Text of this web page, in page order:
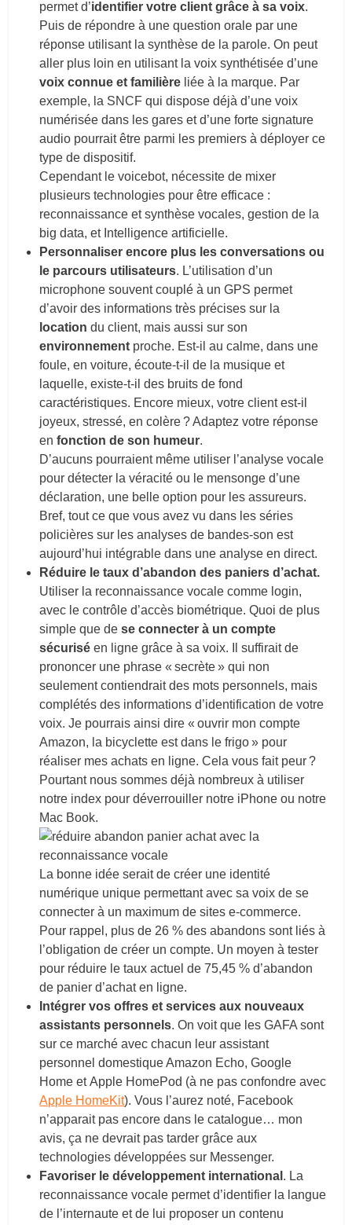
permet d’identifier votre client grâce à sa voix.
Puis de répondre à une question orale par une
réponse utilisant la synthèse de la parole. On peut
aller plus loin en utilisant la voix synthétisée d’une
voix connue et familière liée à la marque. Par
exemple, la SNCF qui dispose déjà d’une voix
numérisée dans les gares et d’une forte signature
audio pourrait être parmi les premiers à déployer ce
type de dispositif.
Cependant le voicebot, nécessite de mixer
plusieurs technologies pour être efficace :
reconnaissance et synthèse vocales, gestion de la
big data, et Intelligence artificielle.
Personnaliserencore plus les conversations ou
le parcours utilisateurs. L’utilisation d’un
microphone souvent couplé à un GPS permet
d’avoir des informations très précises sur la
location du client, mais aussi sur son
environnement proche. Est-il au calme, dans une
foule, en voiture, écoute-t-il de la musique et
laquelle, existe-t-il des bruits de fond
caractéristiques. Encore mieux, votre client est-il
joyeux, stressé, en colère ? Adaptez votre réponse
enfonction de son humeur.
D’aucuns pourraient même utiliser l’analyse vocale
pour détecter la véracité ou le mensonge d’une
déclaration, une belle option pour les assureurs.
Bref, tout ce que vous avez vu dans les séries
policières sur les analyses de bandes-son est
aujourd’hui intégrable dans une analyse en direct.
Réduire le taux d’abandon des paniers d’achat.
Utiliser la reconnaissance vocale comme login,
avec le contrôle d’accès biométrique. Quoi de plus
simple que de se connecter à un compte
sécurisé en ligne grâce à sa voix. Il suffirait de
prononcer une phrase « secrète » qui non
seulement contiendrait des mots personnels, mais
complétés des informations d’identification de votre
voix. Je pourrais ainsi dire « ouvrir mon compte
Amazon, la bicyclette est dans le frigo » pour
réaliser mes achats en ligne. Cela vous fait peur ?
Pourtant nous sommes déjà nombreux à utiliser
notre index pour déverrouiller notre iPhone ou notre
Mac Book.
La bonne idée serait de créer une identité
numérique unique permettant avec sa voix de se
connecter à un maximum de sites e-commerce.
Pour rappel, plus de 26 % des abandons sont liés à
l’obligation de créer un compte. Un moyen à tester
pour réduire le taux actuel de 75,45 % d’abandon
de panier d’achat en ligne.
Intégrer vos offres et services aux nouveaux
assistants personnels. On voit que les GAFA sont
sur ce marché avec chacun leur assistant
personnel domestique Amazon Echo, Google
Home et Apple HomePod (à ne pas confondre avec
Apple HomeKit). Vous l’aurez noté, Facebook
n’apparait pas encore dans le catalogue… mon
avis, ça ne devrait pas tarder grâce aux
technologies développées sur Messenger.
Favoriser le développement international . La
reconnaissance vocale permet d’identifier la langue
de l’internaute et de lui proposer un contenu